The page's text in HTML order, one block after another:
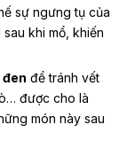
sự ngưng tụ của
khi mổ, khiến
để tránh vết
được cho là
món này sau